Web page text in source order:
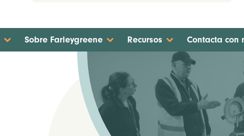
Sobre Farleygreene Recursos Contacta con